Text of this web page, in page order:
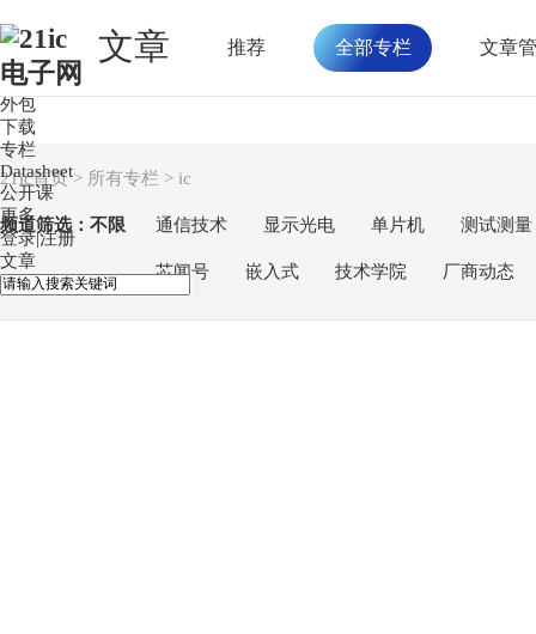
21ic首页> 所有专栏 > ic
频道筛选： 不限 通信技术 显示光电 单片机 测试测量
芯闻号 嵌入式 技术学院 厂商动态
首页
论坛
外包
下载
专栏
Datasheet
公开课
更多
登录|注册
文章
文章 推荐 全部专栏 文章